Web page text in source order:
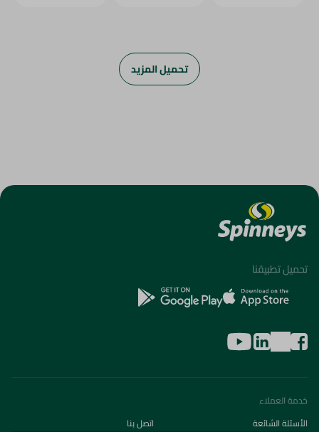
تحميل المزيد
تحميل تطبيقنا
خدمة العملاء
الأسئلة الشائعة
اتصل بنا